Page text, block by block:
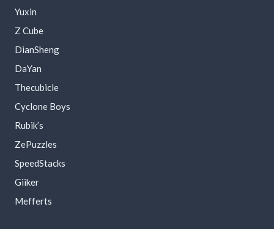
Yuxin
Z Cube
DianSheng
DaYan
Thecubicle
Cyclone Boys
Rubik’s
ZePuzzles
SpeedStacks
Giiker
Mefferts